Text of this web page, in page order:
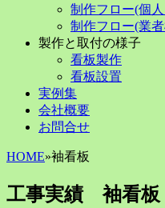
制作フロー(個
制作フロー(業
製作と取付の様子
看板製作
看板設置
実例集
会社概要
お問合せ
HOME»袖看板
工事実績 袖看板